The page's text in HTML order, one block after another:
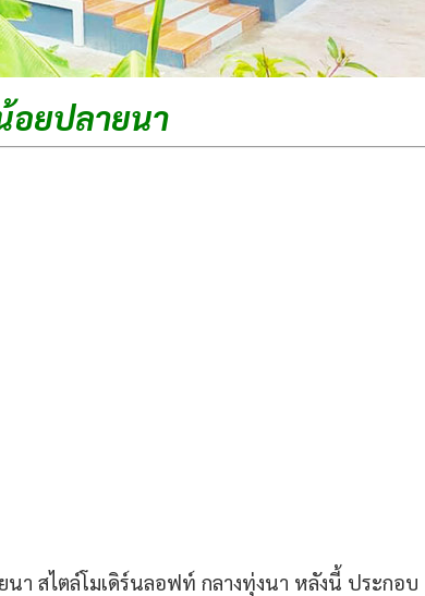
อยปลายนา
า สไตล์โมเดิร์นลอฟท์ กลางทุ่งนา หลังนี้ ประกอบ